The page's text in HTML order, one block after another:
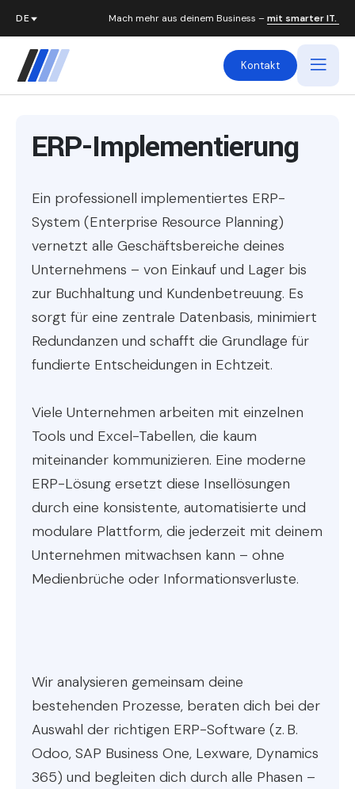
Mach mehr aus deinem Business –mit smarter IT.
Kontakt
ERP-Implementierung
Ein professionell implementiertes ERP-
System (Enterprise Resource Planning)
vernetzt alle Geschäftsbereiche deines
Unternehmens – von Einkauf und Lager bis
zur Buchhaltung und Kundenbetreuung. Es
sorgt für eine zentrale Datenbasis, minimiert
Redundanzen und schafft die Grundlage für
fundierte Entscheidungen in Echtzeit.
Viele Unternehmen arbeiten mit einzelnen
Tools und Excel-Tabellen, die kaum
miteinander kommunizieren. Eine moderne
ERP-Lösung ersetzt diese Insellösungen
durch eine konsistente, automatisierte und
modulare Plattform, die jederzeit mit deinem
Unternehmen mitwachsen kann – ohne
Medienbrüche oder Informationsverluste.
Wir analysieren gemeinsam deine
bestehenden Prozesse, beraten dich bei der
Auswahl der richtigen ERP-Software (z. B.
Odoo, SAP Business One, Lexware, Dynamics
365) und begleiten dich durch alle Phasen –